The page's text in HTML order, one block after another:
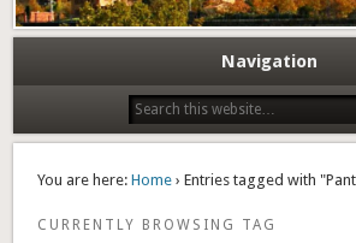
Navigation
You are here: Home › Entries tagged with
CURRENTLY BROWSING TAG